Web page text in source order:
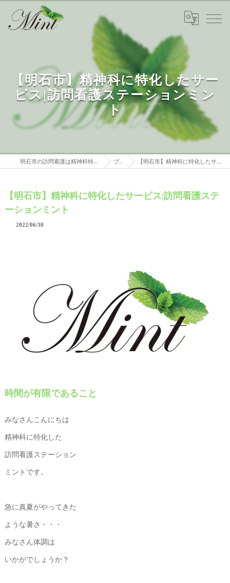
【明石市】精神科に特化したサー
ビス|訪問看護ステーションミン
ト
明石市の訪問看護は精神科特化 訪問看護ステーションミント ブログ 【明石市】精神科に特化したサービス|訪問看護ステーションミント
【明石市】精神科に特化したサービス|訪問看護ステ
ーションミント
2022/06/30
時間が有限であること
みなさんこんにちは
精神科に特化した
訪問看護ステーション
ミントです。
急に真夏がやってきた
ような暑さ・・・
みなさん体調は
いかがでしょうか？